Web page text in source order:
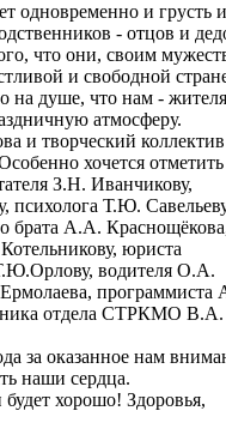
одновременно и грусть и
- отцов и
что они, своим
и свободной
на душе, что нам -
атмосферу.
и творческий коллектив
хочется отметить
З.Н. Иванчикову,
психолога Т.Ю.
брата А.А.
юриста
водителя О.А.
программиста
отдела СТРКМО В.А.
за оказанное нам
наши сердца.
хорошо! Здоровья,